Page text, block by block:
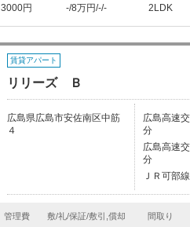
3000円 -/8万円/-/- 2LDK
賃貸アパート
リリーズ Ｂ
広島県広島市安佐南区中筋
４
広島高速
分
広島高速
分
ＪＲ可部
管理費 敷/礼/保証/敷引,償却 間取り